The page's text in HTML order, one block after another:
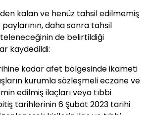
kalan ve henüz tahsil edilmemiş
daha sonra tahsil
de belirtildiği
kaydedildi:
kadar afet bölgesinde ikameti
kurumla sözleşmeli eczane ve
edilmiş ilaçları veya tıbbi
tarihlerinin 6 Şubat 2023 tarihi